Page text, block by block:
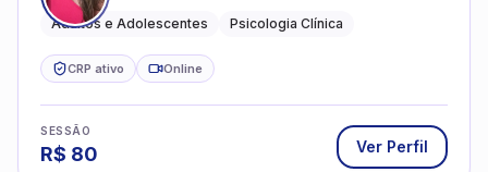
Adultos e Adolescentes Psicologia Clínica
CRP ativo Online
SESSÃO
R$ 80 Ver Perfil